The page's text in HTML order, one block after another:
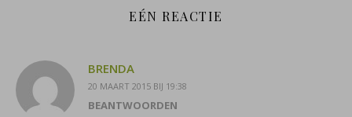
EÉN REACTIE
BRENDA
20 MAART 2015 BIJ 19:38
BEANTWOORDEN